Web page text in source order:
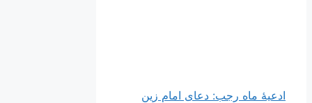
ادعیۀ ماه رجب: دعای امام زین